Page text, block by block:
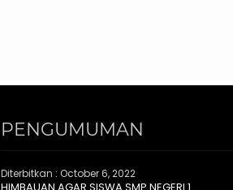
PENGUMUMAN
Diterbitkan : October 6, 2022